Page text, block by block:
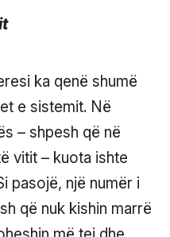
ka qenë shumë
e sistemit. Në
– shpesh që në
vitit – kuota ishte
pasojë, një numër i
që nuk kishin marrë